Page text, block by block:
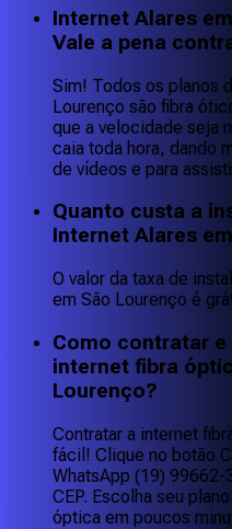
Internet Alares
Vale a pena
Sim! Todos os planos
Lourenço são fibra
que a velocidade seja
caia toda hora, dando
de vídeos e para
Quanto custa a
Internet Alares
O valor da taxa de
em São Lourenço é
Como contratar e
internet fibra
Lourenço?
Contratar a internet
fácil! Clique no botão
WhatsApp (19)
CEP. Escolha seu
óptica em poucos